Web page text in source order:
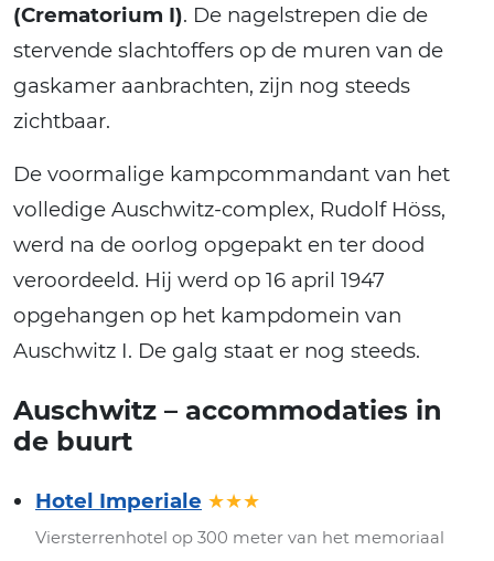
(Crematorium I). De nagelstrepen die de
stervende slachtoffers op de muren van de
gaskamer aanbrachten, zijn nog steeds
zichtbaar.
De voormalige kampcommandant van het
volledige Auschwitz-complex, Rudolf Höss,
werd na de oorlog opgepakt en ter dood
veroordeeld. Hij werd op 16 april 1947
opgehangen op het kampdomein van
Auschwitz I. De galg staat er nog steeds.
Auschwitz – accommodaties in
de buurt
Hotel Imperiale ★★★
Viersterrenhotel op 300 meter van het memoriaal